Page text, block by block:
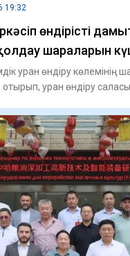
19:32
өндірісті
шараларын
уран өндіру көлемінің
уран өндіру